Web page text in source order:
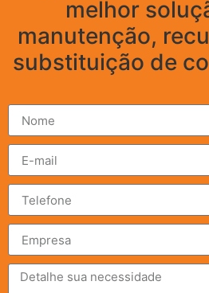
melhor
manutenção,
substituição de